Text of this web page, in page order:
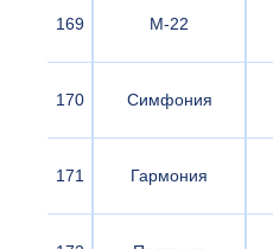
169 М-22
170 Симфония
171 Гармония